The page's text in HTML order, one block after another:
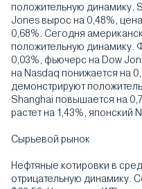
положительную динамику.
Jones вырос на 0,48%,
0,68%. Сегодня
положительную динамику.
0,03%, фьючерс на Dow
на Nasdaq понижается на
демонстрируют
Shanghai повышается на
растет на 1,43%, японский
Сырьевой рынок
Нефтяные котировки в
отрицательную динамику.